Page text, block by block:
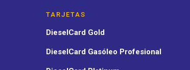
TARJETAS
DieselCard Gold
DieselCard Gasóleo Profesional